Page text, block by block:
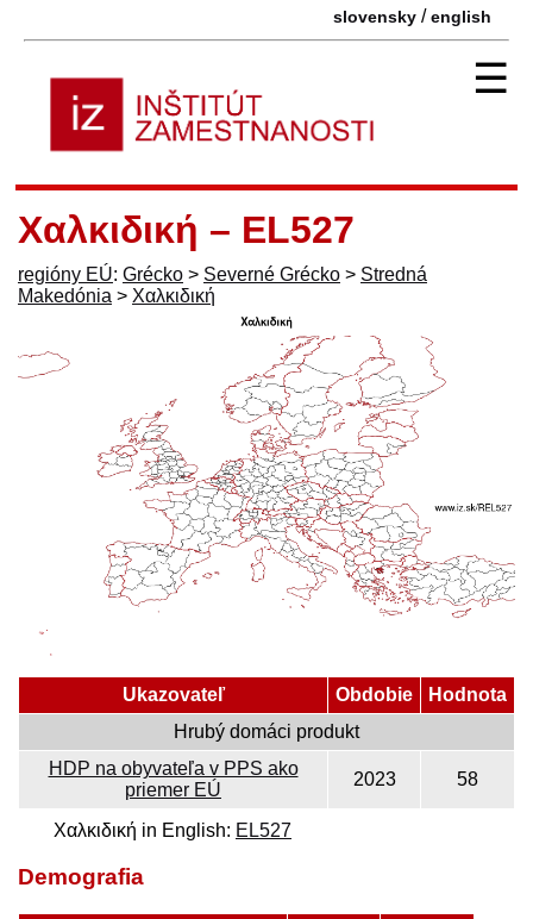
slovensky /english
☰
Χαλκιδική – EL527
regióny EÚ: Grécko > Severné Grécko > Stredná
Makedónia > Χαλκιδική
Ukazovateľ Obdobie
Hodnota
Hrubý domáci produkt
HDP na obyvateľa v PPS ako
priemer EÚ
2023 58
Χαλκιδική in English: EL527
Demografia